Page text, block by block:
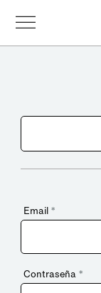
Email *
Contraseña *